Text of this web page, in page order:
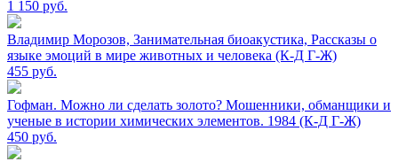
1 150 руб.
Владимир Морозов, Занимательная биоакустика, Рассказы о
языке эмоций в мире животных и человека (К-Д Г-Ж)
455 руб.
Гофман. Можно ли сделать золото? Мошенники, обманщики и
ученые в истории химических элементов. 1984 (К-Д Г-Ж)
450 руб.